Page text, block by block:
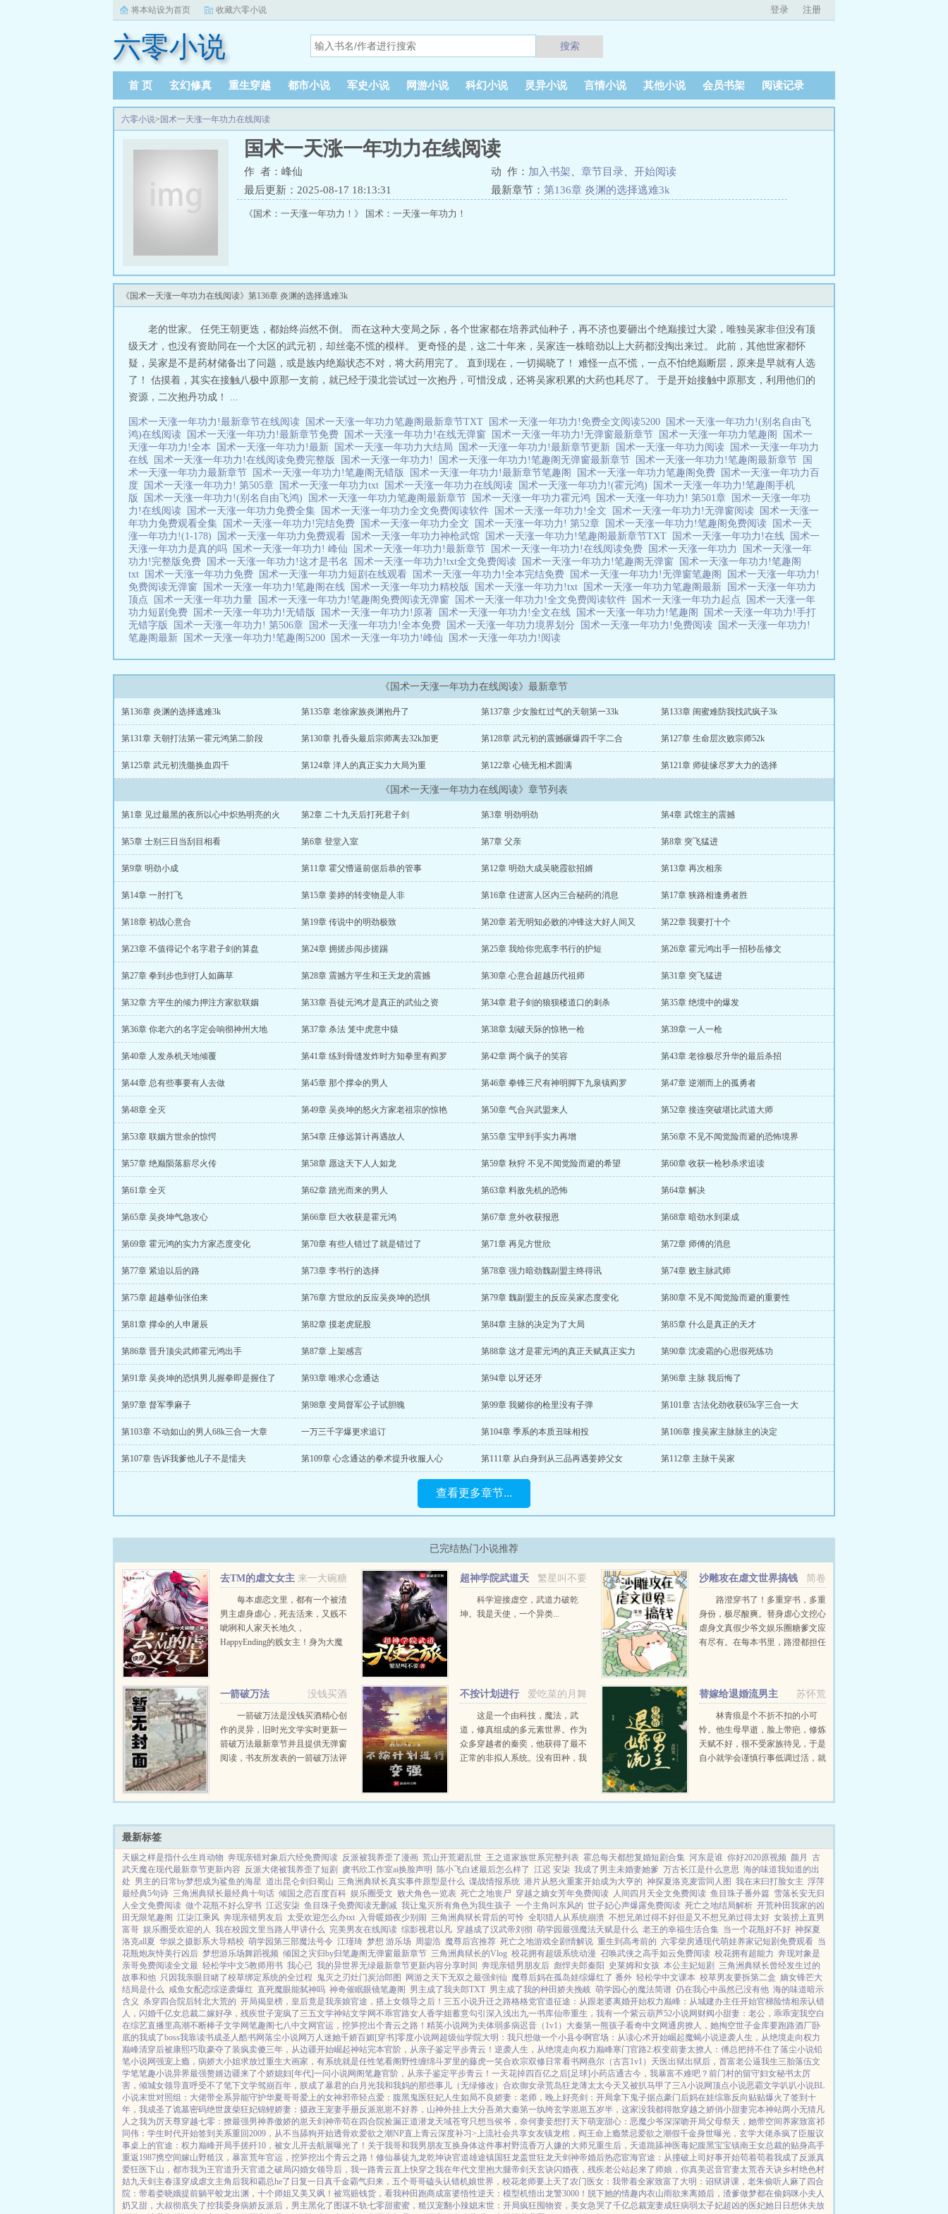
将本站设为首页 收藏六零小说 登录 注册
六零小说 搜索
首 页 玄幻修真 重生穿越 都市小说 军史小说 网游小说 科幻小说 灵异小说 言情小说 其他小说 会员书架 阅读记录
六零小说> 国术一天涨一年功力在线阅读
国术一天涨一年功力在线阅读
作 者：峰仙 动 作： 加入书架 章节目录
开始阅读
最后更新：2025-08-17 18:13:31
最新章节： 第136章 炎渊的选择逃难3k
《国术：一天涨一年功力！》 国术：一天涨一年功力！
《国术一天涨一年功力在线阅读》第136章 炎渊的选择逃难3k
老的世家。 任凭王朝更迭，都始终岿然不倒。 而在这种大变局之际，各个世家都在培养武仙种子，再不济也要砸出个绝巅接过大梁，唯独吴家非但没有顶
级天才，也没有资助同在一个大区的武元初，却丝毫不慌的模样。 更奇怪的是，这二十年来，吴家连一株暗劲以上大药都没掏出来过。 此前，其他世家都怀
疑，吴家是不是药材储备出了问题，或是族内绝巅状态不对，将大药用完了。 直到现在，一切揭晓了！ 难怪一点不慌，一点不怕绝巅断层，原来是早就有人选
了！ 估摸着，其实在接触八极中原那一支前，就已经于漠北尝试过一次抱丹，可惜没成，还将吴家积累的大药也耗尽了。 于是开始接触中原那支，利用他们的
资源，二次抱丹功成！ ...
国术一天涨一年功力!最新章节在线阅读 国术一天涨一年功力笔趣阁最新章节TXT 国术一天涨一年功力!免费全文阅读5200
国术一天涨一年功力!(别名自由飞
鸿)在线阅读
国术一天涨一年功力!最新章节免费 国术一天涨一年功力!在线无弹窗 国术一天涨一年功力!无弹窗最新章节 国术一天涨一年功力笔趣阁
国术一
天涨一年功力!全本
国术一天涨一年功力!最新 国术一天涨一年功力大结局 国术一天涨一年功力!最新章节更新 国术一天涨一年功力阅读
国术一天涨一年功力
在线
国术一天涨一年功力!在线阅读免费完整版 国术一天涨一年功力! 国术一天涨一年功力!笔趣阁无弹窗最新章节 国术一天涨一年功力!笔趣阁最新章节
国
术一天涨一年功力最新章节
国术一天涨一年功力!笔趣阁无错版 国术一天涨一年功力!最新章节笔趣阁 国术一天涨一年功力笔趣阁免费
国术一天涨一年功力百
度
国术一天涨一年功力! 第505章 国术一天涨一年功力txt 国术一天涨一年功力在线阅读 国术一天涨一年功力!(霍元鸿)
国术一天涨一年功力!笔趣阁手机
版
国术一天涨一年功力!(别名自由飞鸿) 国术一天涨一年功力笔趣阁最新章节 国术一天涨一年功力霍元鸿 国术一天涨一年功力! 第501章
国术一天涨一年功
力!在线阅读
国术一天涨一年功力免费全集 国术一天涨一年功力全文免费阅读软件 国术一天涨一年功力!全文 国术一天涨一年功力!无弹窗阅读
国术一天涨一
年功力免费观看全集
国术一天涨一年功力!完结免费 国术一天涨一年功力全文 国术一天涨一年功力! 第52章 国术一天涨一年功力!笔趣阁免费阅读
国术一天
涨一年功力!(1-178)
国术一天涨一年功力免费观看 国术一天涨一年功力神枪武馆 国术一天涨一年功力!笔趣阁最新章节TXT 国术一天涨一年功力!在线
国术一
天涨一年功力是真的吗
国术一天涨一年功力! 峰仙 国术一天涨一年功力!最新章节 国术一天涨一年功力!在线阅读免费 国术一天涨一年功力
国术一天涨一年
功力!完整版免费
国术一天涨一年功力!这才是书名 国术一天涨一年功力!txt全文免费阅读 国术一天涨一年功力!笔趣阁无弹窗
国术一天涨一年功力!笔趣阁
txt
国术一天涨一年功力免费 国术一天涨一年功力短剧在线观看 国术一天涨一年功力!全本完结免费 国术一天涨一年功力!无弹窗笔趣阁
国术一天涨一年功力!
免费阅读无弹窗
国术一天涨一年功力!笔趣阁在线 国术一天涨一年功力精校版 国术一天涨一年功力!txt 国术一天涨一年功力笔趣阁最新
国术一天涨一年功力
顶点
国术一天涨一年功力量 国术一天涨一年功力!笔趣阁免费阅读无弹窗 国术一天涨一年功力!全文免费阅读软件 国术一天涨一年功力起点
国术一天涨一年
功力短剧免费
国术一天涨一年功力!无错版 国术一天涨一年功力!原著 国术一天涨一年功力!全文在线 国术一天涨一年功力!笔趣阁
国术一天涨一年功力!手打
无错字版
国术一天涨一年功力! 第506章 国术一天涨一年功力!全本免费 国术一天涨一年功力境界划分 国术一天涨一年功力!免费阅读
国术一天涨一年功力!
笔趣阁最新
国术一天涨一年功力!笔趣阁5200 国术一天涨一年功力!峰仙 国术一天涨一年功力!阅读
《国术一天涨一年功力在线阅读》最新章节
第136章 炎渊的选择逃难3k 第135章 老徐家族炎渊抱丹了 第137章 少女脸红过气的天朝第一33k 第133章 闺蜜难防我找武疯子3k
第131章 天朝打法第一霍元鸿第二阶段 第130章 扎香头最后宗师离去32k加更 第128章 武元初的震撼碾爆四千字二合 第127章 生命层次败宗师52k
第125章 武元初洗髓换血四千 第124章 洋人的真正实力大局为重 第122章 心镜无相术圆满 第121章 师徒缘尽罗大力的选择
《国术一天涨一年功力在线阅读》章节列表
第1章 见过最黑的夜所以心中炽热明亮的火 第2章 二十九天后打死君子剑 第3章 明劲明劲 第4章 武馆主的震撼
第5章 士别三日当刮目相看 第6章 登堂入室 第7章 父亲 第8章 突飞猛进
第9章 明劲小成 第11章 霍父懵逼前倨后恭的管事 第12章 明劲大成吴晓霞欲招婿 第13章 再次相亲
第14章 一肘打飞 第15章 姜婷的转变物是人非 第16章 住进富人区内三合秘药的消息 第17章 狭路相逢勇者胜
第18章 初战心意合 第19章 传说中的明劲极致 第20章 若无明知必败的冲锋这大好人间又 第22章 我要打十个
第23章 不值得记个名字君子剑的算盘 第24章 拥搓步闯步搓踢 第25章 我给你兜底李书行的护短 第26章 霍元鸿出手一招秒岳修文
第27章 拳到步也到打人如薅草 第28章 震撼方平生和王天龙的震撼 第30章 心意合超越历代祖师 第31章 突飞猛进
第32章 方平生的倾力押注方家欲联姻 第33章 吾徒元鸿才是真正的武仙之资 第34章 君子剑的狼狈楼道口的刺杀 第35章 绝境中的爆发
第36章 你老六的名字定会响彻神州大地 第37章 杀法 笼中虎意中猿 第38章 划破天际的惊艳一枪 第39章 一人一枪
第40章 人发杀机天地倾覆 第41章 练到骨缝发炸时方知拳里有阎罗 第42章 两个疯子的笑容 第43章 老徐极尽升华的最后杀招
第44章 总有些事要有人去做 第45章 那个撑伞的男人 第46章 拳锋三尺有神明脚下九泉镇阎罗 第47章 逆潮而上的孤勇者
第48章 全灭 第49章 吴炎坤的怒火方家老祖宗的惊艳 第50章 气合兴武盟来人 第52章 接连突破堪比武道大师
第53章 联姻方世余的惊愕 第54章 庄修远算计再遇故人 第55章 宝甲到手实力再增 第56章 不见不闻觉险而避的恐怖境界
第57章 绝巅陨落薪尽火传 第58章 愿这天下人人如龙 第59章 秋狩 不见不闻觉险而避的希望 第60章 收获一枪秒杀求追读
第61章 全灭 第62章 踏光而来的男人 第63章 料敌先机的恐怖 第64章 解决
第65章 吴炎坤气急攻心 第66章 巨大收获是霍元鸿 第67章 意外收获报恩 第68章 暗劲水到渠成
第69章 霍元鸿的实力方家态度变化 第70章 有些人错过了就是错过了 第71章 再见方世欣 第72章 师傅的消息
第77章 紧迫以后的路 第73章 李书行的选择 第78章 强力暗劲魏副盟主终得讯 第74章 败主脉武师
第75章 超越拳仙张伯来 第76章 方世欣的反应吴炎坤的恐惧 第79章 魏副盟主的反应吴家态度变化 第80章 不见不闻觉险而避的重要性
第81章 撑伞的人申屠辰 第82章 摸老虎屁股 第84章 主脉的决定为了大局 第85章 什么是真正的天才
第86章 晋升顶尖武师霍元鸿出手 第87章 上架感言 第88章 这才是霍元鸿的真正天赋真正实力 第90章 沈凌霜的心思假死练功
第91章 吴炎坤的恐惧男儿握拳即是握住了 第93章 唯求心念通达 第94章 以牙还牙 第96章 主脉 我后悔了
第97章 督军季麻子 第98章 变局督军公子试胆魄 第99章 我赌你的枪里没有子弹 第101章 古法化劲收获65k字三合一大
第103章 不动如山的男人68k三合一大章 一万三千字爆更求追订 第104章 季系的本质丑味相投 第106章 搜吴家主脉脉主的决定
第107章 告诉我爹他儿子不是懦夫 第109章 心念通达的拳术提升收服人心 第111章 从白身到从三品再遇姜婷父女 第112章 主脉干吴家
查看更多章节...
已完结热门小说推荐
来一大碗糖
去TM的虐文女主
每本虐恋文里，都有一个被渣
男主虐身虐心，死去活来，又贱不
呲咧和人家天长地久，
HappyEnding的贱女主！身为大魔
繁星叫不要
超神学院武道天
使之旅科学迎接虚空，武道力破乾
坤。我是天使，一个异类...
简卷
沙雕攻在虐文世界搞钱
路澄穿书了！多重穿书，多重
身份，极尽酸爽。替身虐心文挖心
虐身文真假少爷文娱乐圈糖爹文应
有尽有。在每本书里，路澄都担任
没钱买酒
一箭破万法
一箭破万法是没钱买酒精心创
作的灵异，旧时光文学实时更新一
箭破万法最新章节并且提供无弹窗
阅读，书友所发表的一箭破万法评
爱吃菜的月舞
不按计划进行
变强这是一个由科技，魔法，武
道，修真组成的多元素世界。作为
众多穿越者的秦奕，他获得了最不
正常的非拟人系统。没有田种，我
么好的事情让你按照计划行事，系
苏怀荒
替嫁给退婚流男主
林青痕是个不折不扣的小可
怜。他生母早逝，脸上带疤，修炼
天赋不好，很不受家族待见，于是
自小就学会谨慎行事低调过活，就
药养活自己。直到一桩天雷狗血替
最新标签
天赐之样是指什么生肖动物 奔现亲错对象后六经免费阅读 反派被我养歪了漫画 荒山开荒避乱世 王之道家族世系完整列表 霍总每天都想复婚短剧合集 河东是谁 你好2020原视频 颜月
古
武天魔在现代最新章节更新内容 反派大佬被我养歪了短剧 虞书欣工作室ai换脸声明 陈小飞白述最后怎么样了 江迟 安柒 我成了男主未婚妻她爹 万古长江是什么意思 海的味道我知道的出
处 男主的日常by梦想成为鲨鱼的海星 道出昆仑剑归蜀山 三角洲典狱长真实事件原型是什么 谍战情报系统 港片从怒火重案开始成为大亨的 神探夏洛克麦雷同人图 我在末曰打脸女主 浮萍
最经典5句诗 三角洲典狱长最经典十句话 倾国之恋百度百科 娱乐圈受文 败犬角色一览表 死亡之地丧尸 穿越之嫡女芳年免费阅读 人间四月天全文免费阅读 鱼目珠子番外篇 雪落长安无归
人全文免费阅读 做个花瓶不好么穿书 江迟安柒 鱼目珠子免费阅读无删减 我让鬼灭所有角色为我生孩子 一个主角叫东风的 世子妃心声爆露免费阅读 死亡之地结局解析 开荒种田我家的凶
田无限笔趣阁 江柒江乘风 奔现亲错男友后 太受欢迎怎么办txt 入骨暖婚夜少别闹 三角洲典狱长背后的可怜 全职猎人从系统崩溃 不想兄弟过得不好但是又不想兄弟过得太好 女装捞上直男
富哥 娱乐圈受欢迎的人 我在校园文里当路人甲讲什么 完美男友在线阅读 综影视君以凡 穿越成了汉武帝刘彻 萌学园最强魔法天赋是什么 老王的幸福生活合集 当一个花瓶好不好 神探夏
洛克all夏 华娱之摄影系大导精校 萌学园第三部魔法号令 江瑾琦 梦想 游乐场 周鋆浩 魔尊后宫推荐 死亡之地游戏全剧情解说 重生到高考前的 六零柴房通现代萌娃养家记短剧免费观看 当
花瓶炮灰恃美行凶后 梦想游乐场舞蹈视频 倾国之灾归by归笔趣阁无弹窗最新章节 三角洲典狱长的Vlog 校花拥有超级系统动漫 召唤武侠之高手如云免费阅读 校花拥有超能力 奔现对象是
亲哥免费阅读全文最 轻松学中文5教师用书 我心已 我的异世界无绿最新章节更新内容分享时间 奔现亲错男朋友后 彪悍夫郎秦阳 史莱姆和女孩 本公主妃短剧
三角洲典狱长曾经发生过的
故事和他 只因我亲眼目睹了校草绑定系统的全过程 鬼灭之刃灶门炭治郎图 网游之天下无双之最强剑仙 魔尊后妈在孤岛娃综爆红了 番外 轻松学中文课本 校草男友要拆第二盒 嫡女锋芒大
结局是什么 咸鱼女配恋综逆袭爆红 直死魔眼能弑神吗 神奇催眠眼镜笔趣阁 男主成了我夫郎TXT 男主成了我的种田娇夫挽岐 萌学园心的魔法简谱 仍在我心中虽然已没有他 海的味道暗示
含义
杀穿四合院后转北大荒的 开局揭皇榜，皇后竟是我亲娘官途，搭上女领导之后！ 三五小说升迁之路格格党官道征途：从跟老婆离婚开始权力巅峰：从城建办主任开始官梯险情相亲认错
人，闪婚千亿女总裁二嫁好孕，残疾世子宠疯了 三五文学神站文学网不乖官路女人香学姐蓄意勾引 深入浅出 九一书库仙帝重生，我有一个紫云葫芦52小说网 财阀小甜妻：老公，乖乖宠我空白
在综艺直播里高潮不断棒子文学网笔趣阁七八中文网官运，挖笋挖出个青云之路！ 精英小说网 为夫体弱多病迟音（1v1） 大秦第一熊孩子看奇中文网通房撩人，她掏空世子金库要跑路酒厂卧
底的我成了boss我靠读书成圣人酷书网落尘小说网万人迷她千娇百媚[穿书]零度小说网 超级仙学院大明：我只想做一个小县令啊官场：从读心术开始崛起魔蝎小说逆袭人生，从绝境走向权力
巅峰清穿后被康熙巧取豪夺了装疯卖傻三年，从边疆开始崛起神站完本官阶，从亲子鉴定平步青云！ 逆袭人生，从绝境走向权力巅峰寒门官路2:权变前妻太撩人：傅总把持不住了落尘小说铅
笔小说网强宠上瘾，病娇大小姐求放过重生大画家，有系统就是任性笔看阁 野性缠绵斗罗里的藤虎一笑合欢宗双修日常看书网燕尔（古言1v1） 天医出狱出狱后，首富老公逼我生三胎落伍文
学笔笔趣小说异界最强赘婿边疆来了个娇媳妇[年代]一问小说网 阁笔趣官阶，从亲子鉴定平步青云！ 一天花掉四百亿之后[足球]小药店通古今，我暴富不难吧？ 前门村的留守妇女秘书太厉
害，倾城女领导直呼受不了笔下文学驾崩百年，朕成了暴君的白月光我和我妈的那些事儿（无绿修改） 合欢御女录荒岛狂龙薄太太今天又被扒马甲了 三A小说网顶点小说恶霸文学叭叭小说BL
小说末世对照组：大佬带全系异能守护华夏哥哥爱上的女神邪帝轻点爱：腹黑鬼医狂妃人生如局不良娇妻：老师，晚上好亮剑：开局拿下鬼子据点豪门后妈在娃综靠反向贴贴爆火了签到十
年，我成圣了诡墓密码绝世废柴狂妃锦鲤娇妻：摄政王宠妻手册反派崽崽不好养，山神外挂上大分吾弟大秦第一纨绔玄学崽崽五岁半，这家没我都得散穿越之娇俏小甜妻完本神站两小无猜凡
人之我为厉天尊穿越七零：撩最强男神养傲娇的崽天剑神帝苟在四合院捡漏正道潜龙天域苍穹只想当侯爷，奈何妻妾想打天下萌宠甜心：恶魔少爷深深吻开局父母祭天，她带空间养家致富祁
同伟：学生时代开始签到关系重回2009，从不当舔狗开始透骨欢爱欲之潮NP直上青云深度补习>上流社会共享女友镇龙棺，阎王命上瘾禁忌爱欲之潮假千金身世曝光，玄学大佬杀疯了 臣服议
事桌上的官途：权力巅峰开局手搓歼10，被女儿开去航展曝光了！ 关于我哥和我男朋友互换身体这件事村野流香万人嫌的大师兄重生后，天道跪舔神医毒妃腹黑宝宝镇南王女总裁的贴身高手
重返1987携空间嫁山野糙汉，暴富荒年官运，挖笋挖出个青云之路！ 修仙暴徒九龙乾坤诀官道雄途镇国狂龙盖世狂龙天剑神帝婚后热恋宦海官途：从撞破上司好事开始苟着苟着我成了反派真
爱狂医下山，都市我为王官道升天官道之破局闪婚女领导后，我一路青云直上快穿之我在年代文里抱大腿帝剑天玄诀闪婚夜，残疾老公站起来了 师娘，你真美迟音官妻太荒吞天诀乡村绝色村
姑九天剑主春漾穿成虐文主角后我和霸总he了 日复一日 真千金霸气归来，五个哥哥磕头认错机娘世界，校花老师要上天了农门医女：我带着全家致富了 大明：诏狱讲课，老朱偷听人麻了 四合
院：带着娄晓娥提前躺平蛟龙出渊，十个师姐又美又飒！ 被骂赔钱货，看我种田跑商成富婆悟性逆天：模型机悟出龙警3000！ 脱下她的情趣内衣山雨欲来离婚后，渣爹做梦都在偷妈咪小夫人
奶又甜，大叔彻底失了控我委身病娇反派后，男主黑化了 图谋不轨七零甜蜜蜜，糙汉宠翻小辣媳末世：开局疯狂囤物资，美女急哭了千亿总裁宠妻成狂病弱太子妃超凶的 医妃她日日想休夫放